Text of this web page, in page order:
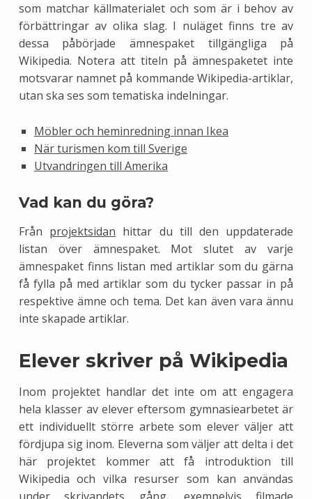
som matchar källmaterialet och som är i behov av
förbättringar av olika slag. I nuläget finns tre av
dessa påbörjade ämnespaket tillgängliga på
Wikipedia. Notera att titeln på ämnespaketet inte
motsvarar namnet på kommande Wikipedia-artiklar,
utan ska ses som tematiska indelningar.
Möbler och heminredning innan Ikea
När turismen kom till Sverige
Utvandringen till Amerika
Vad kan du göra?
Från projektsidan hittar du till den uppdaterade
listan över ämnespaket. Mot slutet av varje
ämnespaket finns listan med artiklar som du gärna
få fylla på med artiklar som du tycker passar in på
respektive ämne och tema. Det kan även vara ännu
inte skapade artiklar.
Elever skriver på Wikipedia
Inom projektet handlar det inte om att engagera
hela klasser av elever eftersom gymnasiearbetet är
ett individuellt större arbete som elever väljer att
fördjupa sig inom. Eleverna som väljer att delta i det
här projektet kommer att få introduktion till
Wikipedia och vilka resurser som kan användas